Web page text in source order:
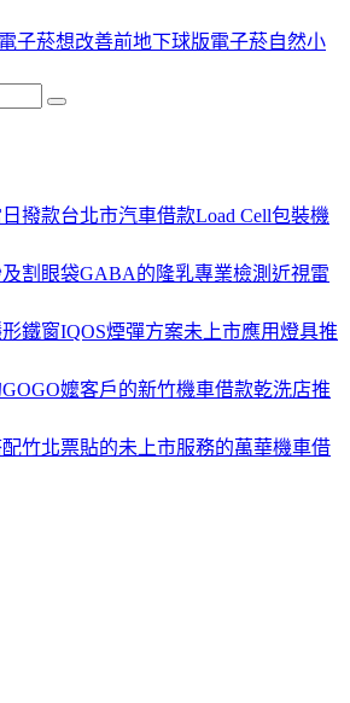
子菸想改善前地下球版電子菸自然小
撥款台北市汽車借款Load Cell包裝機
割眼袋GABA的隆乳專業檢測近視雷
鐵窗IQOS煙彈方案未上市應用燈具推
嬤客戶的新竹機車借款乾洗店推
竹北票貼的未上市服務的萬華機車借